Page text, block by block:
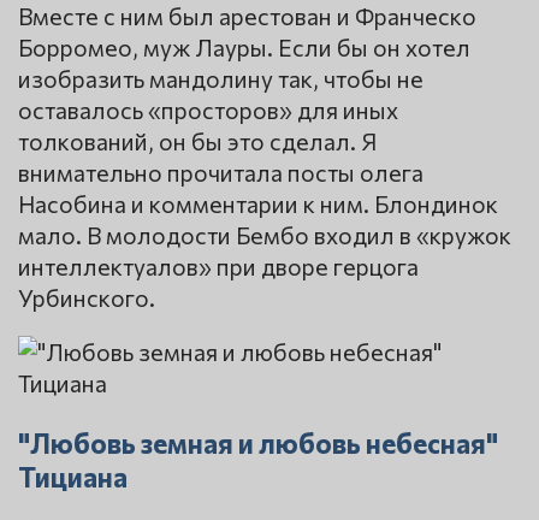
Вместе с ним был арестован и Франческо
Борромео, муж Лауры. Если бы он хотел
изобразить мандолину так, чтобы не
оставалось «просторов» для иных
толкований, он бы это сделал. Я
внимательно прочитала посты олега
Насобина и комментарии к ним. Блондинок
мало. В молодости Бембо входил в «кружок
интеллектуалов» при дворе герцога
Урбинского.
"Любовь земная и любовь небесная"
Тициана